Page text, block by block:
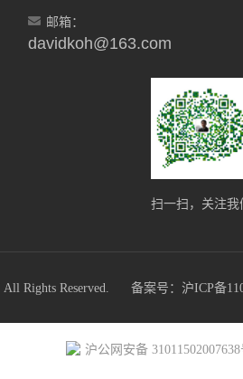
邮箱：
davidkoh@163.com
扫一扫，关注我
Rights Reserved. 备案号：沪ICP备
沪公网安备 31011502007638